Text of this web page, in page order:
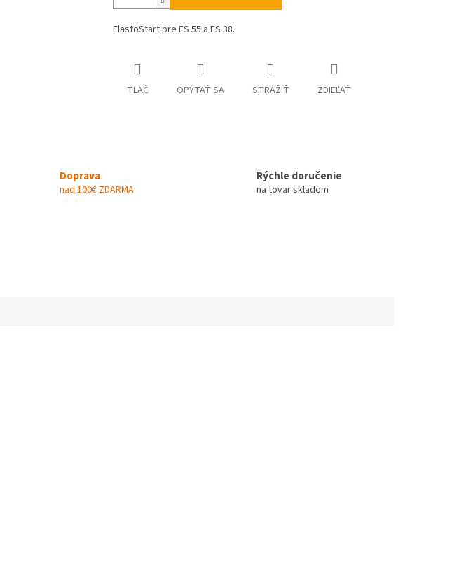
ElastoStart pre FS 55 a FS 38.
TLAČ OPÝTAŤ SA STRÁŽIŤ ZDIEĽAŤ
Doprava
nad 100€ ZDARMA
Rýchle doručenie
na tovar skladom